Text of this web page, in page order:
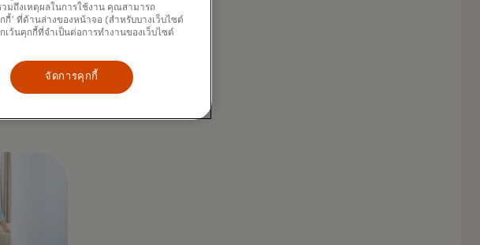
วมถึงเหตุผลในการใช้งาน คุณสามารถ
กี้' ที่ด้านล่างของหน้าจอ (สำหรับบางเว็บไซต์
ว้นคุกกี้ที่จำเป็นต่อการทำงานของเว็บไซต์
จัดการคุกกี้